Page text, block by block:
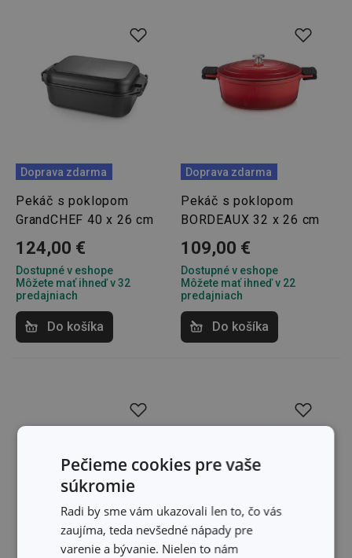
Doprava zdarma
Pekáč s poklopom
GrandCHEF 40 x 26 cm
124,00 €
Dostupné v eshope
Môžete mať ihneď v 32
predajniach
Do košíka
Doprava zdarma
Pekáč s poklopom
BORDEAUX 32 x 26 cm
109,00 €
Dostupné v eshope
Môžete mať ihneď v 22
predajniach
Do košíka
Doprava zdarma
Pečieme cookies pre vaše
súkromie
Radi by sme vám ukazovali len to, čo vás
zaujíma, teda nevšedné nápady pre
varenie a bývanie. Nielen to nám